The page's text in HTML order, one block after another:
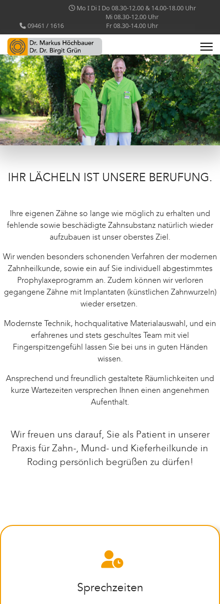
09461 / 1616
Mo I Di I Do 08.30-12.00 & 14.00-18.00 Uhr
Mi 08.30-12.00 Uhr
Fr 08.30-14.00 Uhr
IHR LÄCHELN IST UNSERE BERUFUNG.
Ihre eigenen Zähne so lange wie möglich zu erhalten und
fehlende sowie beschädigte Zahnsubstanz natürlich wieder
aufzubauen ist unser oberstes Ziel.
Wir wenden besonders schonenden Verfahren der modernen
Zahnheilkunde, sowie ein auf Sie individuell abgestimmtes
Prophylaxeprogramm an. Zudem können wir verloren
gegangene Zähne mit Implantaten (künstlichen Zahnwurzeln)
wieder ersetzen.
Modernste Technik, hochqualitative Materialauswahl, und ein
erfahrenes und stets geschultes Team mit viel
Fingerspitzengefühl lassen Sie bei uns in guten Händen
wissen.
Ansprechend und freundlich gestaltete Räumlichkeiten und
kurze Wartezeiten versprechen Ihnen einen angenehmen
Aufenthalt.
Wir freuen uns darauf, Sie als Patient in unserer
Praxis für Zahn-, Mund- und Kieferheilkunde in
Roding persönlich begrüßen zu dürfen!
Sprechzeiten